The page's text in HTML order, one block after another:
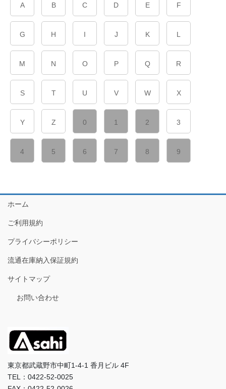
A B C D E F
G H I J K L
M N O P Q R
S T U V W X
Y Z 0 1 2 3
4 5 6 7 8 9
ホーム
ご利用規約
プライバシーポリシー
流通在庫納入保証規約
サイトマップ
お問い合わせ
東京都武蔵野市中町1-4-1 香月ビル 4F
TEL：0422-52-0025